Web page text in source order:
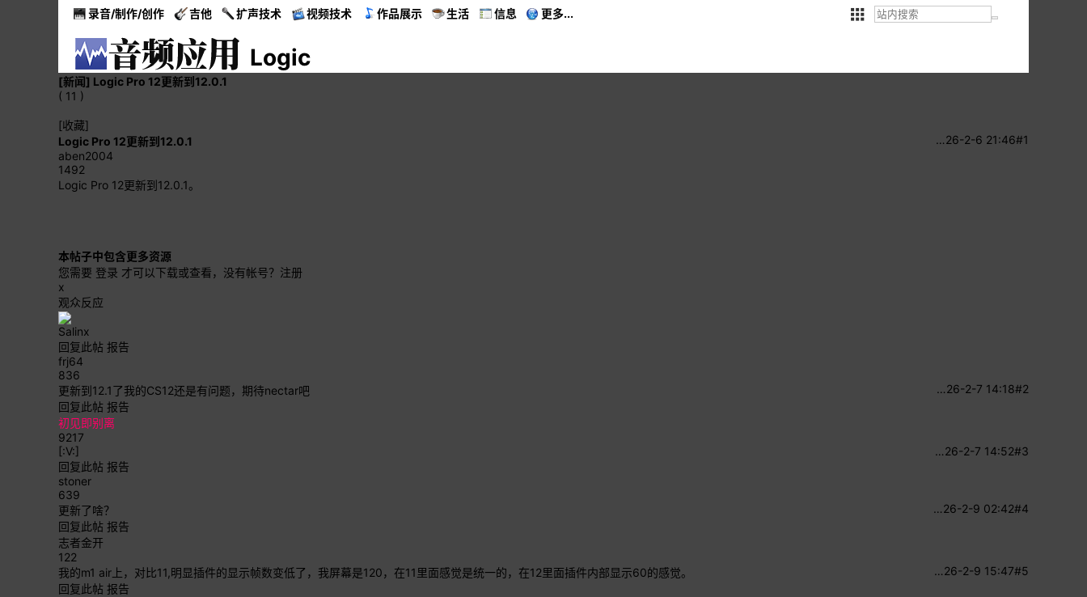
录音/制作/创作 吉他 扩声技术 视频技术 作品展示 生活 信息 更多...
Logic
[新闻] Logic Pro 12更新到12.0.1
( 11 )
[收藏]
#1
26-2-6 21:46
…
Logic Pro 12更新到12.0.1
aben2004
1492
Logic Pro 12更新到12.0.1。
本帖子中包含更多资源
您需要 登录 才可以下载或查看，没有帐号？ 注册
x
观众反应
Salinx
回复此帖 报告
frj64
836
#2
26-2-7 14:18
…
更新到12.1了我的CS12还是有问题，期待nectar吧
回复此帖 报告
初见即别离
9217
#3
26-2-7 14:52
…
[:V:]
回复此帖 报告
stoner
639
#4
26-2-9 02:42
…
更新了啥？
回复此帖 报告
志者金开
122
#5
26-2-9 15:47
…
我的m1 air上，对比11,明显插件的显示帧数变低了，我屏幕是120，在11里面感觉是统一的，在12里面插件内部显示60的感觉。
回复此帖 报告